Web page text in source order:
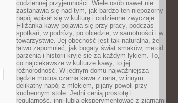
codziennej przyjemności. Wiele osób nawet nie
zastanawia się nad tym, jak bardzo ten niepozorny
napój wpisał się w kulturę i codzienne zwyczaje.
Filiżanka kawy pojawia się przy pracy, podczas
spotkań, w podróży, po obiedzie, w samotności i w
towarzystwie. Jej obecność jest tak naturalna, że
łatwo zapomnieć, jak bogaty świat smaków, metod
parzenia i historii kryje się za każdym łykiem. To,
co najciekawsze w kulturze kawy, to jej
różnorodność. W jednym domu najważniejsza
będzie mocna czarna kawa z rana, w innym
delikatny napój z mlekiem, pijany powoli przy
kuchennym stole. Jedni cenią prostotę i
regularność, inni lubią eksperymentować z ziarnami